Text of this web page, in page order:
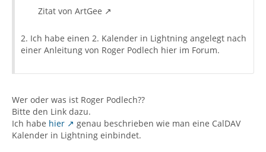
Zitat von ArtGee
2. Ich habe einen 2. Kalender in Lightning angelegt nach
einer Anleitung von Roger Podlech hier im Forum.
Wer oder was ist Roger Podlech??
Bitte den Link dazu.
Ich habe hier
genau beschrieben wie man eine CalDAV
Kalender in Lightning einbindet.